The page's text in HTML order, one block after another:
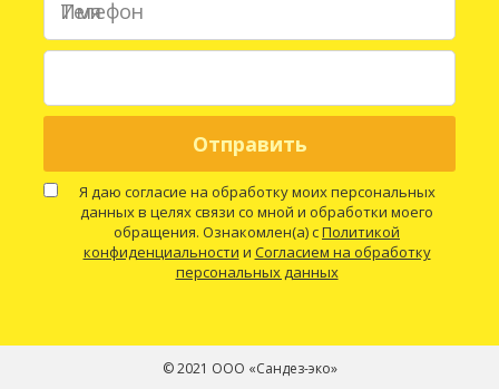
Имя
Телефон
Я даю согласие на обработку моих персональных
данных в целях связи со мной и обработки моего
обращения. Ознакомлен(а) сПолитикой
конфиденциальности и Согласием на обработку
персональных данных
© 2021 ООО «Сандез-эко»